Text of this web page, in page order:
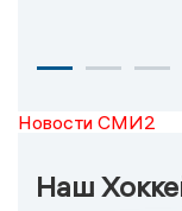
Новости СМИ2
Наш